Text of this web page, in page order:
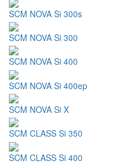
SCM NOVA Si 300s
SCM NOVA Si 300
SCM NOVA Si 400
SCM NOVA Si 400ep
SCM NOVA Si X
SCM CLASS Si 350
SCM CLASS Si 400